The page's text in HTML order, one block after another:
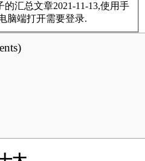
汇总文章2021-11-13,使用手
脑端打开需要登录.